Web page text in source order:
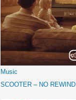
Music
SCOOTER – NO REWIND